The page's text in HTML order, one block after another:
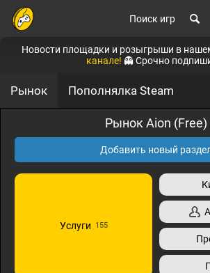
Поиск игр
Новости площадки и розыгрыши в
канале! 👻 Срочно
Рынок Пополнялка Steam
Рынок Aion (Free)
Добавить новый
Услуги 155